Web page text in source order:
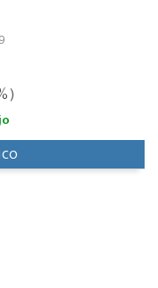
)